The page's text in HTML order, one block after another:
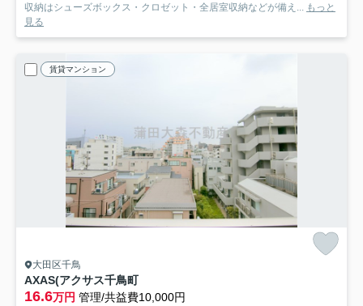
収納はシューズボックス・クロゼット・全居室収納などが備え...
もっと
見る
賃貸マンション
大田区千鳥
AXAS(アクサス千鳥町
16.6万円 管理/共益費10,000円